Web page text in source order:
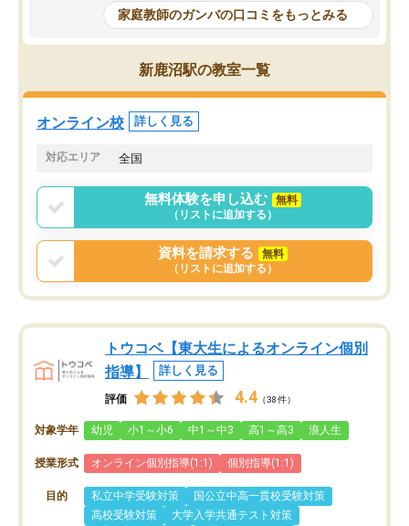
めて1年ほどだった今では平均点以上の
科目が増えてきました！あと1年受験ま
であるので無料の週末教室を使用しな
がら頑張って欲しいと思います！
問できるのでとても助か
家庭教師のガンバの口コミをもっとみる
新鹿沼駅の教室一覧
オンライン校 詳しく見る
対応エリア 全国
無料体験を申し込む
無料
（リストに追加する）
資料を請求する
無料
（リストに追加する）
トウコベ【東大生によるオンライン個別
指導】
詳しく見る
評価 4.4 （38件）
対象学年 幼児 小1～小6 中1～中3 高1～高3 浪人生
授業形式 オンライン個別指導(1:1) 個別指導(1:1)
目的 私立中学受験対策
国公立中高一貫校受験対策
高校受験対策
大学入学共通テスト対策